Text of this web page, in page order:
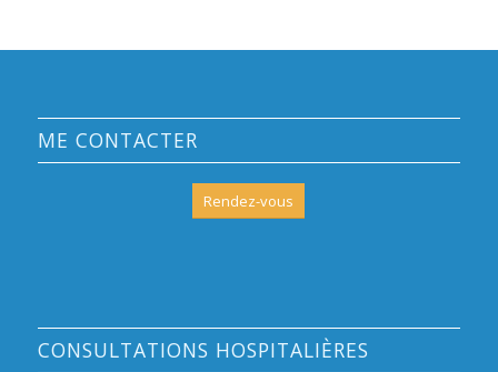
ME CONTACTER
Rendez-vous
CONSULTATIONS HOSPITALIÈRES